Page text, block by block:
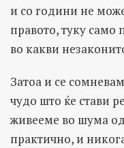
и со години не
правото, туку само
во какви
Затоа и се
чудо што ќе стави
живееме во шума
практично, и